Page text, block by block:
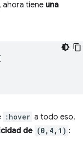
ahora tiene una
:hover a todo eso.
de (0,4,1) :